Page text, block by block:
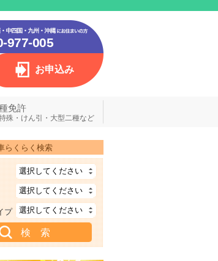
977-005
お申込み
免許
殊・けん引・大型二種など
らくらく検索
プ